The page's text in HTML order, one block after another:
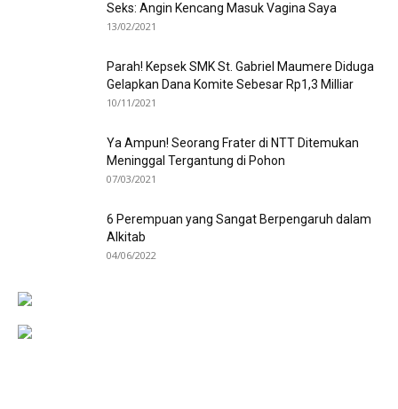
Seks: Angin Kencang Masuk Vagina Saya
13/02/2021
Parah! Kepsek SMK St. Gabriel Maumere Diduga
Gelapkan Dana Komite Sebesar Rp1,3 Milliar
10/11/2021
Ya Ampun! Seorang Frater di NTT Ditemukan
Meninggal Tergantung di Pohon
07/03/2021
6 Perempuan yang Sangat Berpengaruh dalam
Alkitab
04/06/2022